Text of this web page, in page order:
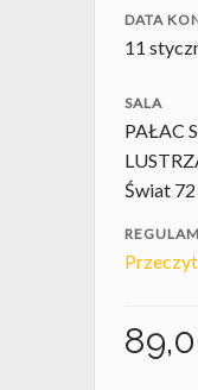
DATA
11
SALA
PAŁAC
Świat 72